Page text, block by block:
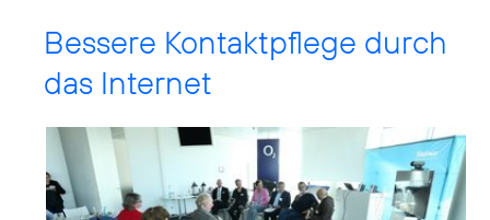
Bessere Kontaktpflege durch
das Internet